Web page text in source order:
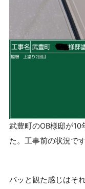
武豊町のOB様邸が10
た。工事前の状況です
パッと観た感じはそ